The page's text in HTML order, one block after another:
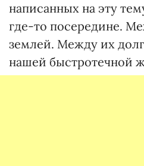
написанных на эту
где-то посередине.
землей. Между их
нашей быстротечной